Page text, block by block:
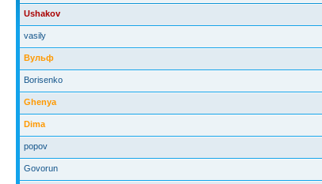
Ushakov
vasily
Вульф
Borisenko
Ghenya
Dima
popov
Govorun